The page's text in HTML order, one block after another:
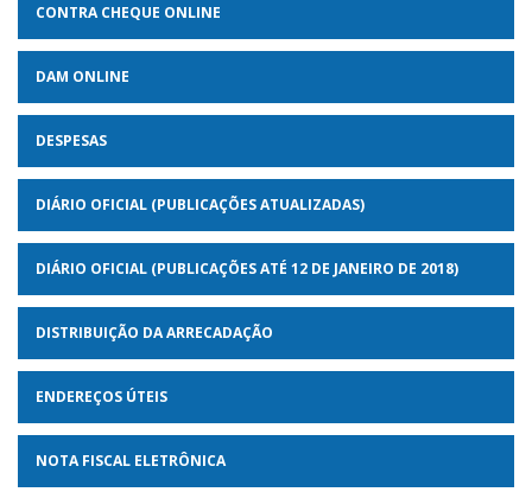
CONTRA CHEQUE ONLINE
DAM ONLINE
DESPESAS
DIÁRIO OFICIAL (PUBLICAÇÕES ATUALIZADAS)
DIÁRIO OFICIAL (PUBLICAÇÕES ATÉ 12 DE JANEIRO DE 2018)
DISTRIBUIÇÃO DA ARRECADAÇÃO
ENDEREÇOS ÚTEIS
NOTA FISCAL ELETRÔNICA